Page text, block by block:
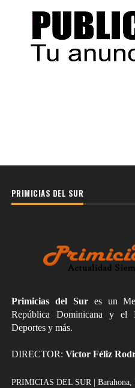
PRIMICIAS DEL SUR
Primicias del Sures un
República Dominicana y el
Deportes y más.
DIRECTOR: Victor Féliz
PRIMICIAS DEL SUR | Barahona,